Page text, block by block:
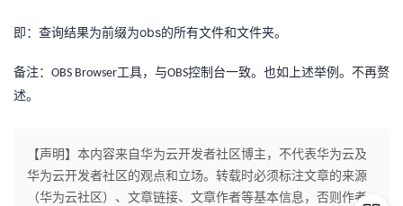
即：查询结果为前缀为obs的所有文件和文件夹。
备注： OBS Browser工具，与OBS控制台一致。也如上述举例。不再赘
述。
【声明】本内容来自华为云开发者社区博主，不代表华为云及
华为云开发者社区的观点和立场。转载时必须标注文章的来源
（华为云社区）、文章链接、文章作者等基本信息，否则作者